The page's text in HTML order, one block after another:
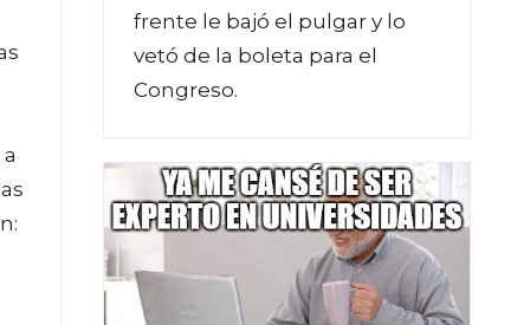
frente le bajó el pulgar y lo
vetó de la boleta para el
Congreso.